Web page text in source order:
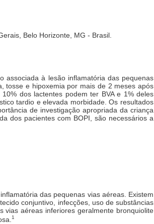
Belo Horizonte, MG - Brasil.
associada à lesão inflamatória das pequenas
tosse e hipoxemia por mais de 2 meses após
dos lactentes podem ter BVA e 1% deles
tardio e elevada morbidade. Os resultados
de investigação apropriada da criança
dos pacientes com BOPI, são necessários a
das pequenas vias aéreas. Existem
conjuntivo, infecções, uso de substâncias
vias aéreas inferiores geralmente bronquiolite
1